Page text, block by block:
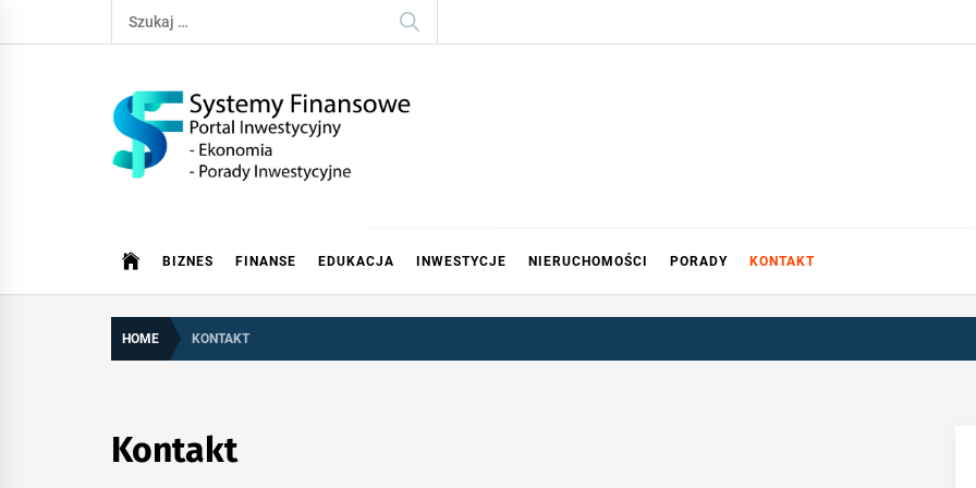
to
Szukaj:
BIZNES FINANSE EDUKACJA INWESTYCJE NIERUCHOMOŚCI PORADY KONTAKT
HOME KONTAKT
Kontakt